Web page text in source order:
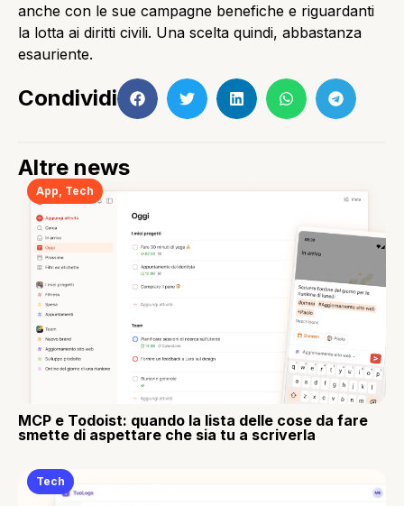
anche con le sue campagne benefiche e riguardanti
la lotta ai diritti civili. Una scelta quindi, abbastanza
esauriente.
Condividi
Altre news
App Tech
MCP e Todoist: quando la lista delle cose da fare
smette di aspettare che sia tu a scriverla
Tech